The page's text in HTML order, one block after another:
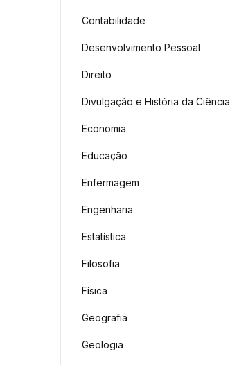
Contabilidade
Desenvolvimento Pessoal
Direito
Divulgação e História da Ciência
Economia
Educação
Enfermagem
Engenharia
Estatística
Filosofia
Física
Geografia
Geologia